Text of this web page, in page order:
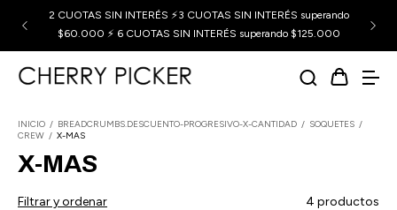
2 CUOTAS SIN INTERÉS ⚡3 CUOTAS SIN INTERÉS superando
$60.000 ⚡ 6 CUOTAS SIN INTERÉS superando $125.000
INICIO / BREADCRUMBS.DESCUENTO-PROGRESIVO-X-CANTIDAD / SOQUETES /
CREW / X-MAS
X-MAS
Filtrar y ordenar 4 productos